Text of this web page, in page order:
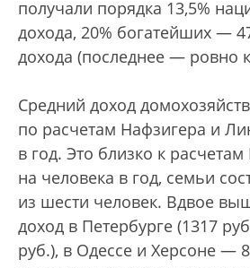
получали порядка 13,5%
дохода, 20% богатейших —
дохода (последнее — ровно
Средний доход
по расчетам Нафзигера и
в год. Это близко к
на человека в год, семьи
из шести человек. Вдвое
доход в Петербурге (1317
руб.), в Одессе и Херсоне —